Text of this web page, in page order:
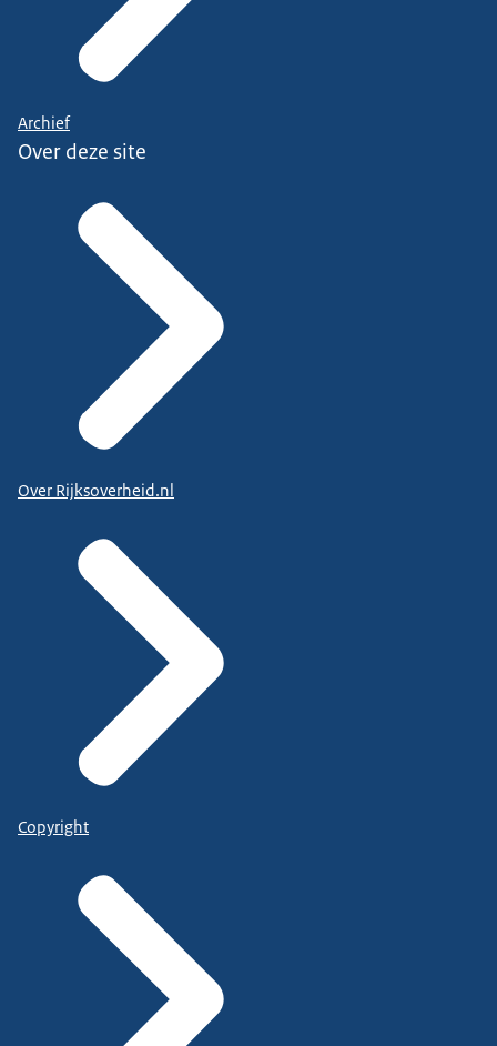
Archief
Over deze site
Over Rijksoverheid.nl
Copyright